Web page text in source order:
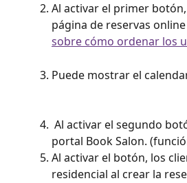
Al activar el primer
página de reservas
sobre cómo ordenar los
Puede mostrar el
portal Book Salon.
Al activar el botón, los
residencial al crear la